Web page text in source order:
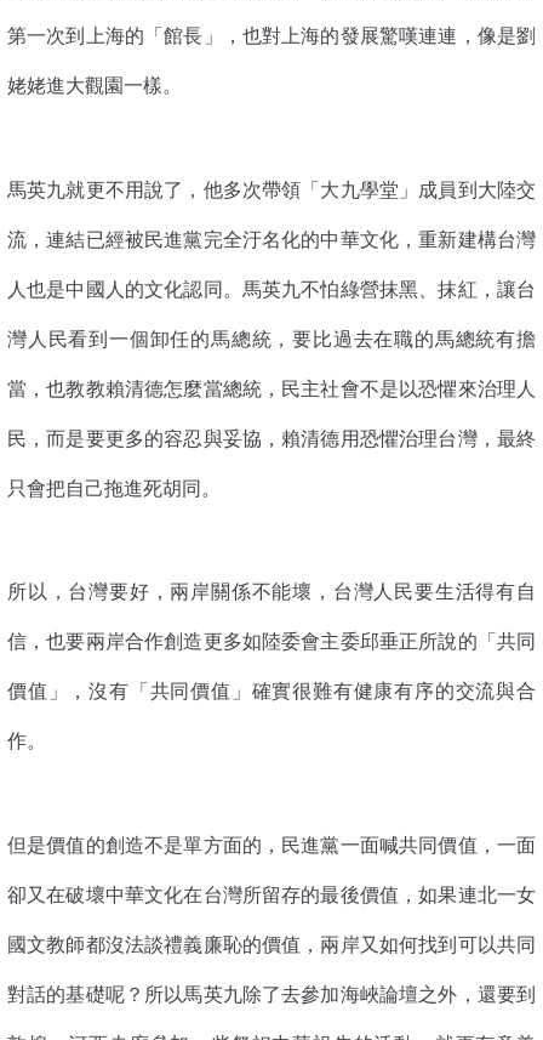
第一次到上海的「館長」，也對上海的發展驚嘆連連，像是劉
姥姥進大觀園一樣。
馬英九就更不用說了，他多次帶領「大九學堂」成員到大陸交
流，連結已經被民進黨完全汙名化的中華文化，重新建構台灣
人也是中國人的文化認同。馬英九不怕綠營抹黑、抹紅，讓台
灣人民看到一個卸任的馬總統，要比過去在職的馬總統有擔
當，也教教賴清德怎麼當總統，民主社會不是以恐懼來治理人
民，而是要更多的容忍與妥協，賴清德用恐懼治理台灣，最終
只會把自己拖進死胡同。
所以，台灣要好，兩岸關係不能壞，台灣人民要生活得有自
信，也要兩岸合作創造更多如陸委會主委邱垂正所說的「共同
價值」，沒有「共同價值」確實很難有健康有序的交流與合
作。
但是價值的創造不是單方面的，民進黨一面喊共同價值，一面
卻又在破壞中華文化在台灣所留存的最後價值，如果連北一女
國文教師都沒法談禮義廉恥的價值，兩岸又如何找到可以共同
對話的基礎呢？所以馬英九除了去參加海峽論壇之外，還要到